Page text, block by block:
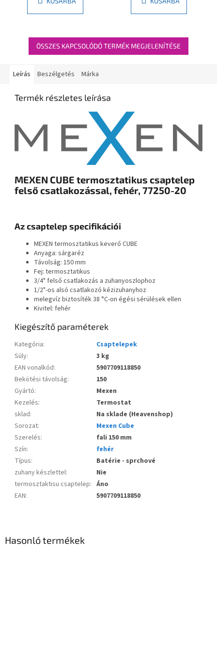
ÖSSZES KAPCSOLÓDÓ TERMÉK MEGJELENÍTÉSE
Leírás Beszélgetés Márka
Termék részletes leírása
MEXEN CUBE termosztatikus csaptelep
felső csatlakozással, fehér, 77250-20
Az csaptelep specifikációi
MEXEN termosztatikus keverő CUBE
Anyaga: sárgaréz
Távolság: 150 mm
Fej: termosztatikus
3/4" felső csatlakozás a zuhanyoszlophoz
1/2"-os alsó csatlakozó kézizuhanyhoz
melegvíz biztosíték 38 °C-on égési sérülések ellen
Kivitel: fehér
Kiegészítő paraméterek
Kategória:
Csaptelepek
Súly:
3 kg
EAN vonalkód:
5907709118850
Bekötési távolság:
150
Gyártó:
Mexen
Kezelés:
Termostat
sklad:
Na sklade (Heavenshop)
Sorozat:
Mexen Cube
Szerelés:
fali 150 mm
Szín:
fehér
Típus:
Batérie - sprchové
zuhany készlettel:
Nie
termosztaktisu csaptelep: Áno
EAN: 5907709118850
Hasonló termékek